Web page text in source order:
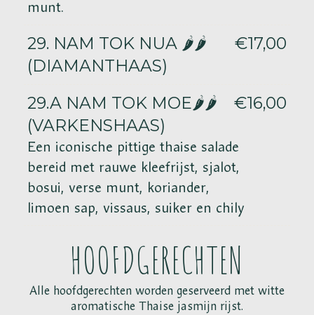
munt.
29. NAM TOK NUA 🌶️🌶️
(DIAMANTHAAS)
€17,00
29.A NAM TOK MOE🌶️🌶️
(VARKENSHAAS)
€16,00
Een iconische pittige thaise salade
bereid met rauwe kleefrijst, sjalot,
bosui, verse munt, koriander,
limoen sap, vissaus, suiker en chily
HOOFDGERECHTEN
Alle hoofdgerechten worden geserveerd met witte
aromatische Thaise jasmijn rijst.